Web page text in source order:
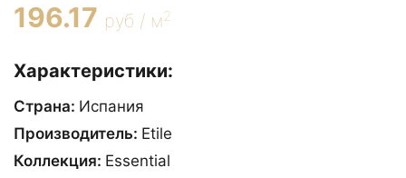
196.17 руб / м2
Характеристики:
Страна: Испания
Производитель: Etile
Коллекция: Essential